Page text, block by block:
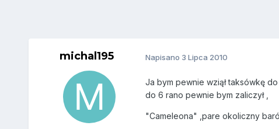
michal195 Napisano 3 Lipca 2010
Ja bym pewnie wziął taksówkę do
do 6 rano pewnie bym zaliczył ,
"Cameleona" ,pare okoliczny